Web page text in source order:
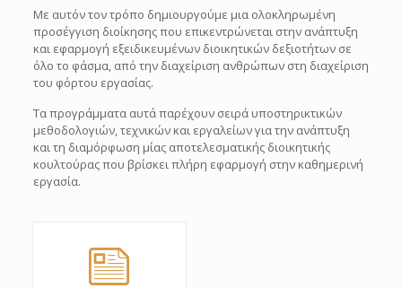
Με αυτόν τον τρόπο δημιουργούμε μια ολοκληρωμένη
προσέγγιση διοίκησης που επικεντρώνεται στην ανάπτυξη
και εφαρμογή εξειδικευμένων διοικητικών δεξιοτήτων σε
όλο το φάσμα, από την διαχείριση ανθρώπων στη διαχείριση
του φόρτου εργασίας.
Τα προγράμματα αυτά παρέχουν σειρά υποστηρικτικών
μεθοδολογιών, τεχνικών και εργαλείων για την ανάπτυξη
και τη διαμόρφωση μίας αποτελεσματικής διοικητικής
κουλτούρας που βρίσκει πλήρη εφαρμογή στην καθημερινή
εργασία.